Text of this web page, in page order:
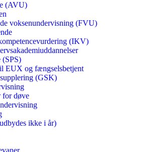
(AVU)
voksenundervisning (FVU)
(IKV)
(SPS)
EUX og fængselsbetjent
(GSK)
for døve
ikke i år)